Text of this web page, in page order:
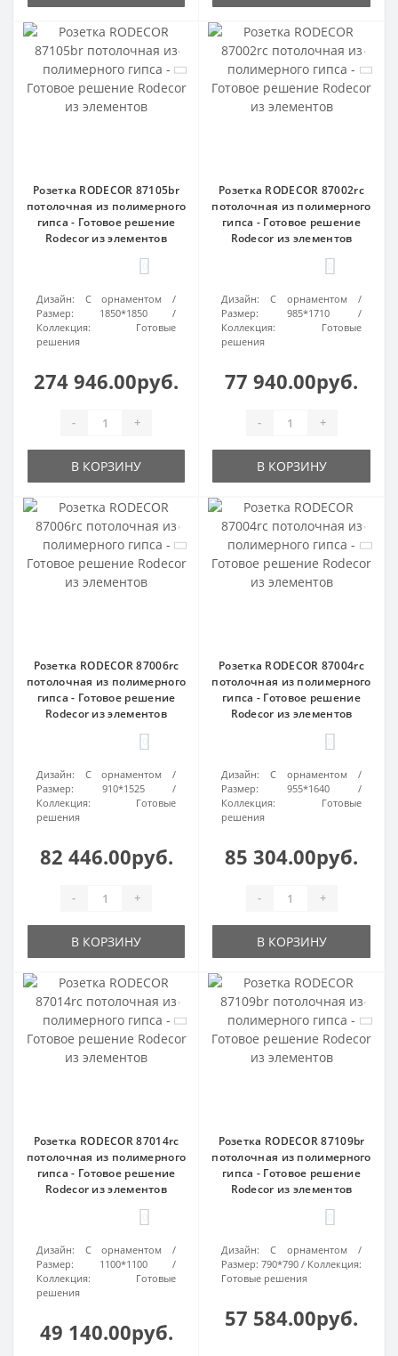
Розетка RODECOR 87105br
потолочная из полимерного
гипса - Готовое решение
Rodecor из элементов
Дизайн:
С орнаментом
Размер:
1850*1850
Коллекция:
Готовые
решения
274 946.00руб.
- +
В КОРЗИНУ
Розетка RODECOR 87002rc
потолочная из полимерного
гипса - Готовое решение
Rodecor из элементов
Дизайн:
С орнаментом
Размер:
985*1710
Коллекция:
Готовые
решения
77 940.00руб.
- +
В КОРЗИНУ
Розетка RODECOR 87006rc
потолочная из полимерного
гипса - Готовое решение
Rodecor из элементов
Дизайн:
С орнаментом
Размер:
910*1525
Коллекция:
Готовые
решения
82 446.00руб.
- +
В КОРЗИНУ
Розетка RODECOR 87004rc
потолочная из полимерного
гипса - Готовое решение
Rodecor из элементов
Дизайн:
С орнаментом
Размер:
955*1640
Коллекция:
Готовые
решения
85 304.00руб.
- +
В КОРЗИНУ
Розетка RODECOR 87014rc
потолочная из полимерного
гипса - Готовое решение
Rodecor из элементов
Дизайн:
С орнаментом
Размер:
1100*1100
Коллекция:
Готовые
решения
49 140.00руб.
Розетка RODECOR 87109br
потолочная из полимерного
гипса - Готовое решение
Rodecor из элементов
Дизайн:
С орнаментом
Размер: 790*790
Коллекция:
Готовые решения
57 584.00руб.